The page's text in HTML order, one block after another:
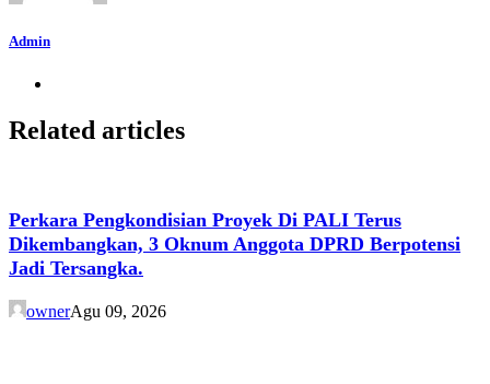
Admin
Related articles
Perkara Pengkondisian Proyek Di PALI Terus
Dikembangkan, 3 Oknum Anggota DPRD Berpotensi
Jadi Tersangka.
ownerAgu 09, 2026